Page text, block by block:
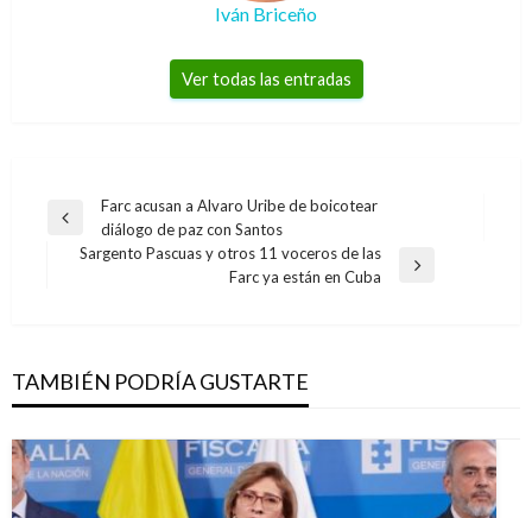
Iván Briceño
Ver todas las entradas
Navegación
Entrada
anterior
Farc acusan a Alvaro Uribe de boicotear
diálogo de paz con Santos
Sargento Pascuas y otros 11 voceros de las
Farc ya están en Cuba
TAMBIÉN PODRÍA GUSTARTE